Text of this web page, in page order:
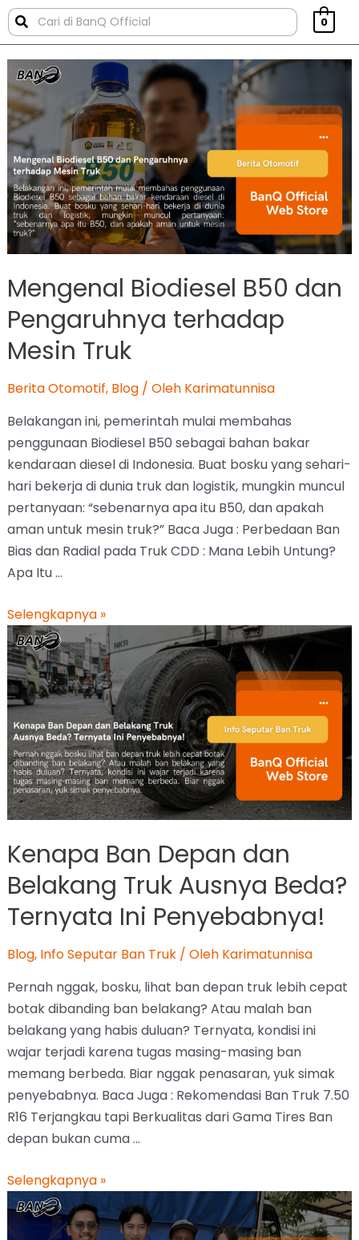
0
Mengenal Biodiesel B50 dan
Pengaruhnya terhadap
Mesin Truk
Berita Otomotif, Blog/ Oleh Karimatunnisa
Belakangan ini, pemerintah mulai membahas
penggunaan Biodiesel B50 sebagai bahan bakar
kendaraan diesel di Indonesia. Buat bosku yang sehari-
hari bekerja di dunia truk dan logistik, mungkin muncul
pertanyaan: “sebenarnya apa itu B50, dan apakah
aman untuk mesin truk?” Baca Juga : Perbedaan Ban
Bias dan Radial pada Truk CDD : Mana Lebih Untung?
Apa Itu …
Selengkapnya »
Kenapa Ban Depan dan
Belakang Truk Ausnya Beda?
Ternyata Ini Penyebabnya!
Blog, Info Seputar Ban Truk/ Oleh Karimatunnisa
Pernah nggak, bosku, lihat ban depan truk lebih cepat
botak dibanding ban belakang? Atau malah ban
belakang yang habis duluan? Ternyata, kondisi ini
wajar terjadi karena tugas masing-masing ban
memang berbeda. Biar nggak penasaran, yuk simak
penyebabnya. Baca Juga : Rekomendasi Ban Truk 7.50
R16 Terjangkau tapi Berkualitas dari Gama Tires Ban
depan bukan cuma …
Selengkapnya »